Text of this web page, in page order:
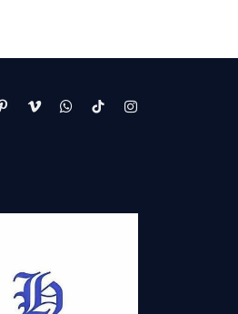
PinterestVimeoWhatsApp
TikTokInstagram